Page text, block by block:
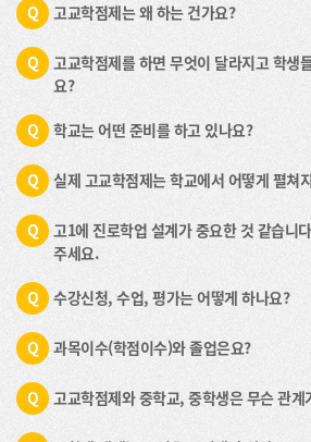
Q 고교학점제는 왜 하는 건가요?
Q
고교학점제를 하면 무엇이 달라지고 학생
요?
Q 학교는 어떤 준비를 하고 있나요?
Q 실제 고교학점제는 학교에서 어떻게 펼쳐
Q
고1에 진로학업 설계가 중요한 것 같습니
주세요.
Q 수강신청, 수업, 평가는 어떻게 하나요?
Q 과목이수(학점이수)와 졸업은요?
Q 고교학점제와 중학교, 중학생은 무슨 관계